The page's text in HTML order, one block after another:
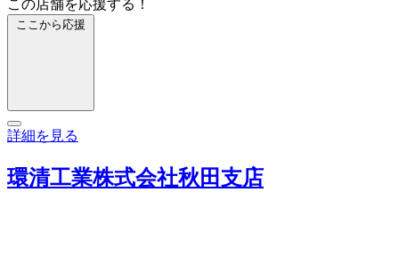
この店舗を応援する！
ここから応援
詳細を見る
環清工業株式会社秋田支店